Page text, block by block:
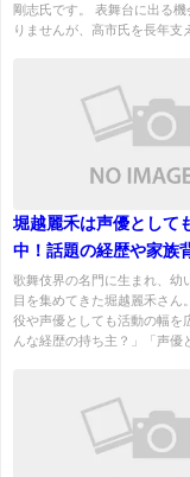
剛志氏です。 表舞台に出る機
りませんが、高市氏を長年支
堀越麗禾は声優として
中！話題の経歴や家族
底解説
歌舞伎界の名門に生まれ、幼
目を集めてきた堀越麗禾さん
役や声優としても活動の幅を
んな経歴の持ち主？」「声優